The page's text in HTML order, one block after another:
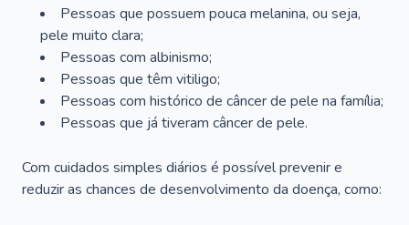
Pessoas que possuem pouca melanina, ou seja,
pele muito clara;
Pessoas com albinismo;
Pessoas que têm vitiligo;
Pessoas com histórico de câncer de pele na família;
Pessoas que já tiveram câncer de pele.
Com cuidados simples diários é possível prevenir e
reduzir as chances de desenvolvimento da doença, como: